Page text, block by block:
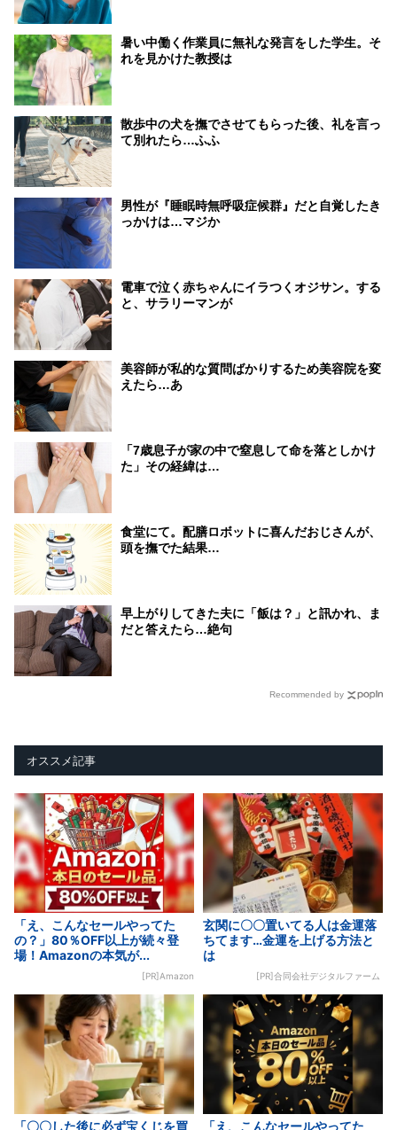
暑い中働く作業員に無礼な発言をした学生。そ
れを見かけた教授は
散歩中の犬を撫でさせてもらった後、礼を言っ
て別れたら…ふふ
男性が『睡眠時無呼吸症候群』だと自覚したき
っかけは…マジか
電車で泣く赤ちゃんにイラつくオジサン。する
と、サラリーマンが
美容師が私的な質問ばかりするため美容院を変
えたら…あ
「7歳息子が家の中で窒息して命を落としかけ
た」その経緯は…
食堂にて。配膳ロボットに喜んだおじさんが、
頭を撫でた結果…
早上がりしてきた夫に「飯は？」と訊かれ、ま
だと答えたら…絶句
Recommended by
オススメ記事
「え、こんなセールやってた
の？」80％OFF以上が続々登
場！Amazonの本気が...
[PR]Amazon
玄関に〇〇置いてる人は金運落
ちてます…金運を上げる方法と
は
[PR]合同会社デジタルファーム
「〇〇した後に必ず宝くじを買 「え、こんなセールやってた